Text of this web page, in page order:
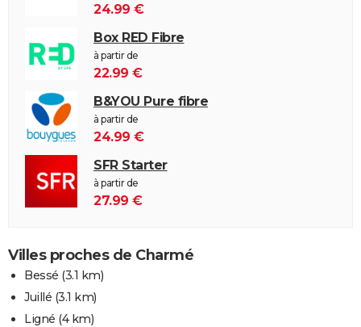
24.99 €
Box RED Fibre
à partir de
22.99 €
B&YOU Pure fibre
à partir de
24.99 €
SFR Starter
à partir de
27.99 €
Villes proches de Charmé
Bessé (3.1 km)
Juillé (3.1 km)
Ligné (4 km)